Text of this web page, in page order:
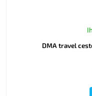
DMA travel